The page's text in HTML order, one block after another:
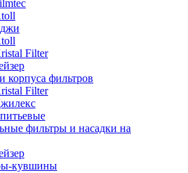
Filter
корпуса фильтров
Filter
фильтры и насадки на
кувшины